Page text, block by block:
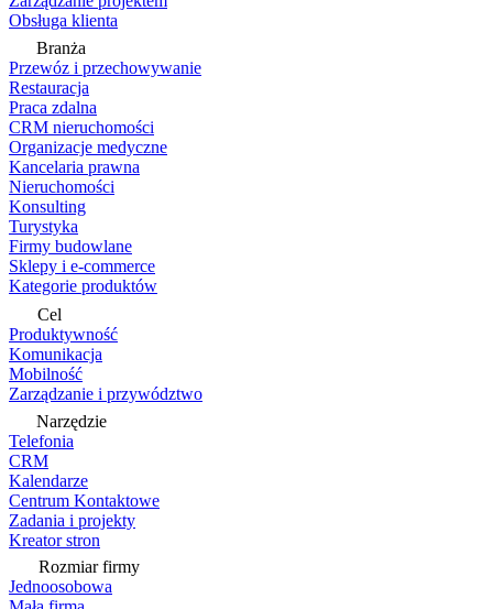
Obsługa klienta
Branża
Przewóz i przechowywanie
Restauracja
Praca zdalna
CRM nieruchomości
Organizacje medyczne
Kancelaria prawna
Nieruchomości
Konsulting
Turystyka
Firmy budowlane
Sklepy i e-commerce
Kategorie produktów
Cel
Produktywność
Komunikacja
Mobilność
Zarządzanie i przywództwo
Narzędzie
Telefonia
CRM
Kalendarze
Centrum Kontaktowe
Zadania i projekty
Kreator stron
Rozmiar firmy
Jednoosobowa